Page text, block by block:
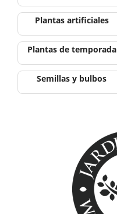
Plantas artificiales
Plantas de temporada
Semillas y bulbos